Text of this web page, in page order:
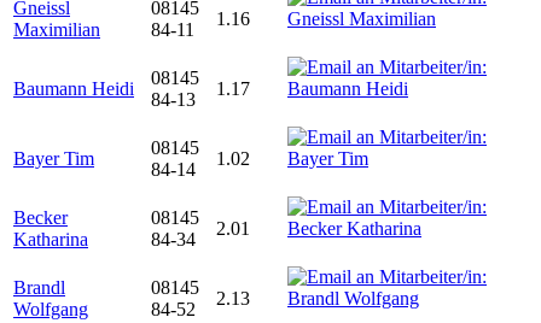
Gneissl
Maximilian
08145
84-11
1.16
Baumann Heidi
08145
84-13
1.17
Bayer Tim
08145
84-14
1.02
Becker
Katharina
08145
84-34
2.01
Brandl
Wolfgang
08145
84-52
2.13